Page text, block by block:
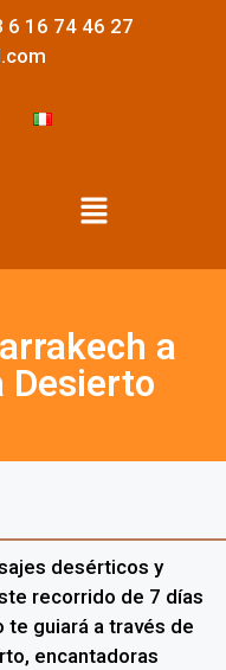
6 16 74 46 27
a
Desierto
desérticos y
recorrido de 7 días
te guiará a través de
encantadoras